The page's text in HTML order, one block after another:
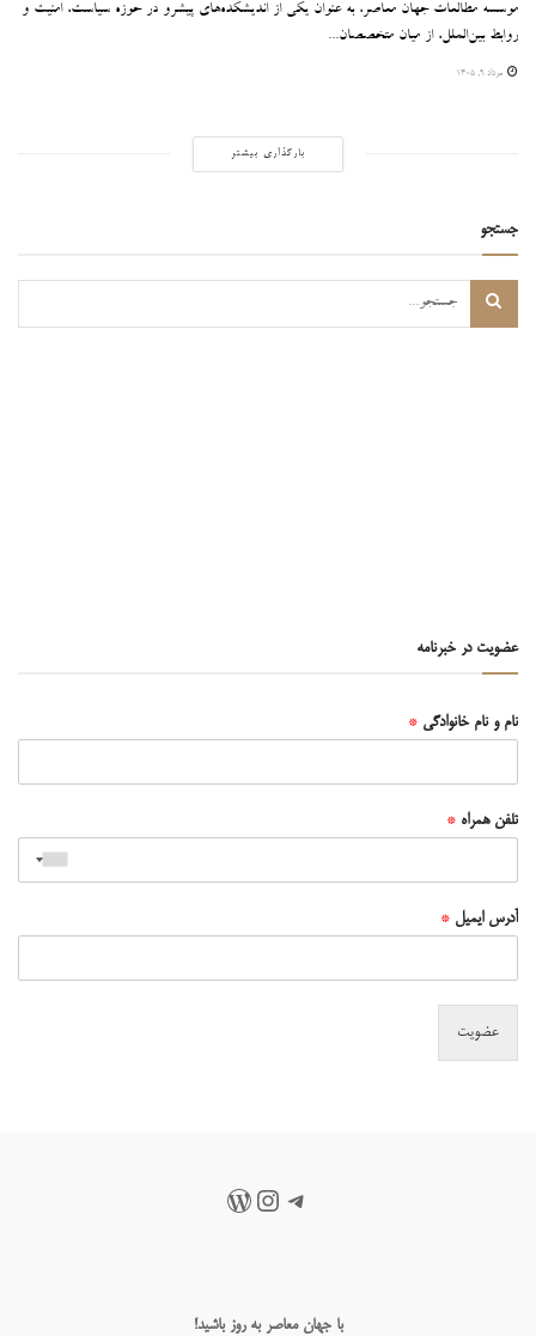
موسسه مطالعات جهان معاصر، به عنوان یکی از اندیشکده‌های پیشرو در حوزه سیاست، امنیت و
روابط بین‌الملل، از میان متخصصان...
مرداد ۹, ۱۴۰۵
بارگذاری بیشتر
جستجو
عضویت در خبرنامه
نام و نام خانوادگی *
تلفن همراه *
آدرس ایمیل *
عضویت
تلگراماینستاگرم
وردپرس
با جهان معاصر به روز باشید!